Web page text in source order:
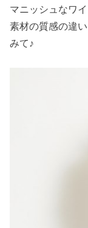
マニッシュなワ
素材の質感の違
みて♪